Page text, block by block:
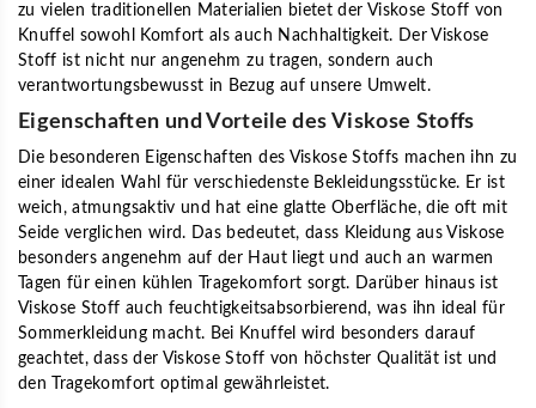
zu vielen traditionellen Materialien bietet der Viskose Stoff von
Knuffel sowohl Komfort als auch Nachhaltigkeit. Der Viskose
Stoff ist nicht nur angenehm zu tragen, sondern auch
verantwortungsbewusst in Bezug auf unsere Umwelt.
Eigenschaften und Vorteile des Viskose Stoffs
Die besonderen Eigenschaften des Viskose Stoffs machen ihn zu
einer idealen Wahl für verschiedenste Bekleidungsstücke. Er ist
weich, atmungsaktiv und hat eine glatte Oberfläche, die oft mit
Seide verglichen wird. Das bedeutet, dass Kleidung aus Viskose
besonders angenehm auf der Haut liegt und auch an warmen
Tagen für einen kühlen Tragekomfort sorgt. Darüber hinaus ist
Viskose Stoff auch feuchtigkeitsabsorbierend, was ihn ideal für
Sommerkleidung macht. Bei Knuffel wird besonders darauf
geachtet, dass der Viskose Stoff von höchster Qualität ist und
den Tragekomfort optimal gewährleistet.